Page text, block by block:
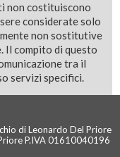
non costituiscono
considerate solo
non sostitutive
Il compito di questo
tra il
servizi specifici.
di Leonardo Del Priore
P.IVA 01610040196